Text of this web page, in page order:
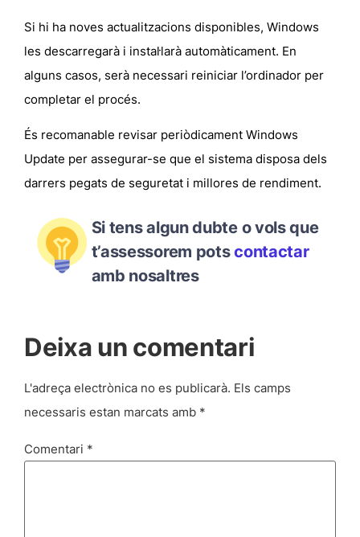
Si hi ha noves actualitzacions disponibles, Windows
les descarregarà i instal·larà automàticament. En
alguns casos, serà necessari reiniciar l’ordinador per
completar el procés.
És recomanable revisar periòdicament Windows
Update per assegurar-se que el sistema disposa dels
darrers pegats de seguretat i millores de rendiment.
Si tens algun dubte o vols que
t’assessorem potscontactar
amb nosaltres
Deixa un comentari
L'adreça electrònica no es publicarà. Els camps
necessaris estan marcats amb *
Comentari *